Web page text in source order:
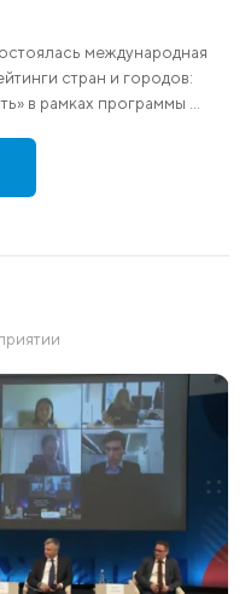
международная
стран и городов:
в рамках программы ...